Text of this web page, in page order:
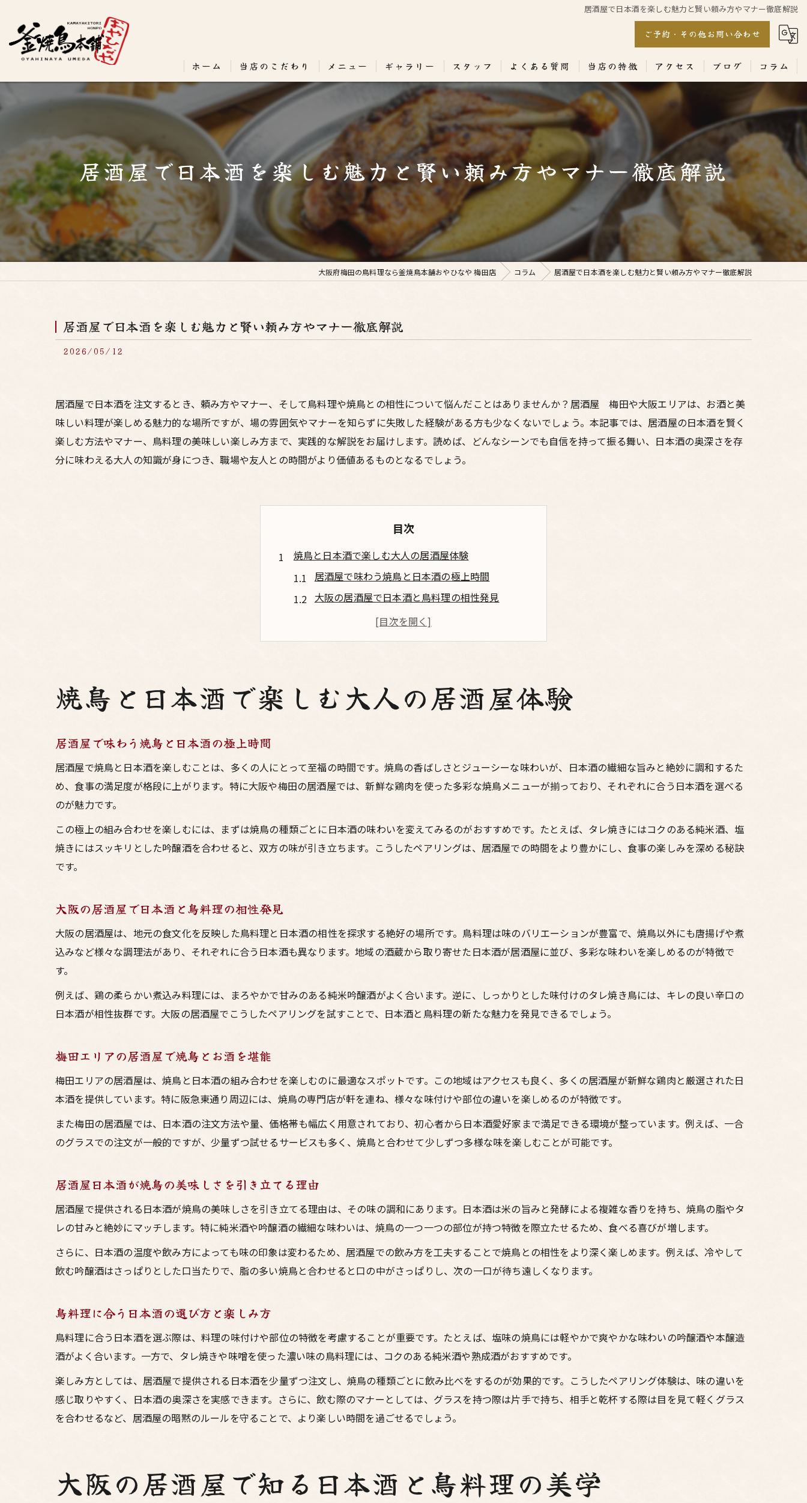
居酒屋で日本酒を楽しむ魅力と賢い頼み方やマナー徹底解説
ご予約・その他お問い合わせ
ホーム 当店のこだわり メニュー ギャラリー スタッフ よくある質問 当店の特徴
居酒屋
専門店
ランチ
テイクアウト
コース
アクセス ブログ コラム
居酒屋で日本酒を楽しむ魅力と賢い頼み方やマナー徹底解説
大阪府梅田の鳥料理なら釜焼鳥本舗おやひなや 梅田店 コラム 居酒屋で日本酒を楽しむ魅力と賢い頼み方やマナー徹底解説
居酒屋で日本酒を楽しむ魅力と賢い頼み方やマナー徹底解説
2026/05/12
居酒屋で日本酒を注文するとき、頼み方やマナー、そして鳥料理や焼鳥との相性について悩んだことはありませんか？居酒屋 梅田や大阪エリアは、お酒と美
味しい料理が楽しめる魅力的な場所ですが、場の雰囲気やマナーを知らずに失敗した経験がある方も少なくないでしょう。本記事では、居酒屋の日本酒を賢く
楽しむ方法やマナー、鳥料理の美味しい楽しみ方まで、実践的な解説をお届けします。読めば、どんなシーンでも自信を持って振る舞い、日本酒の奥深さを存
分に味わえる大人の知識が身につき、職場や友人との時間がより価値あるものとなるでしょう。
目次
焼鳥と日本酒で楽しむ大人の居酒屋体験
居酒屋で味わう焼鳥と日本酒の極上時間
大阪の居酒屋で日本酒と鳥料理の相性発見
梅田エリアの居酒屋で焼鳥とお酒を堪能
居酒屋日本酒が焼鳥の美味しさを引き立てる理由
大阪居酒屋で体験する日本酒と鳥料理の美学
鳥料理に最適な日本酒選びのポイントとは
居酒屋で日本酒の奥深さを味わう秘訣
梅田の居酒屋で楽しむ日本酒の魅力を徹底解説
居酒屋選びで外せない日本酒ラインナップの特徴
居酒屋における日本酒マナーと頼み方の極意
居酒屋で日本酒を注文する際の基本マナー
梅田の居酒屋で恥をかかない日本酒マナーとは
焼鳥とお酒を楽しむ時の気配りポイント
鳥料理に合う日本酒の選び方と味わい方
居酒屋で迷わない日本酒の選び方入門
焼鳥と日本酒の最適なペアリング方法
大阪居酒屋で日本酒を選ぶ際のポイント
お酒と焼鳥で過ごす至福の大阪時間
居酒屋でお酒と焼鳥を満喫する至福の瞬間
大阪の居酒屋で味わう焼鳥と日本酒の贅沢体験
梅田で体感するお酒と鳥料理の至高のひととき
居酒屋で焼鳥と日本酒を楽しむ大人の過ごし方
焼鳥と日本酒で楽しむ大人の居酒屋体験
居酒屋で味わう焼鳥と日本酒の極上時間
居酒屋で焼鳥と日本酒を楽しむことは、多くの人にとって至福の時間です。焼鳥の香ばしさとジューシーな味わいが、日本酒の繊細な旨みと絶妙に調和するた
め、食事の満足度が格段に上がります。特に大阪や梅田の居酒屋では、新鮮な鶏肉を使った多彩な焼鳥メニューが揃っており、それぞれに合う日本酒を選べる
のが魅力です。
この極上の組み合わせを楽しむには、まずは焼鳥の種類ごとに日本酒の味わいを変えてみるのがおすすめです。たとえば、タレ焼きにはコクのある純米酒、塩
焼きにはスッキリとした吟醸酒を合わせると、双方の味が引き立ちます。こうしたペアリングは、居酒屋での時間をより豊かにし、食事の楽しみを深める秘訣
です。
大阪の居酒屋で日本酒と鳥料理の相性発見
大阪の居酒屋は、地元の食文化を反映した鳥料理と日本酒の相性を探求する絶好の場所です。鳥料理は味のバリエーションが豊富で、焼鳥以外にも唐揚げや煮
込みなど様々な調理法があり、それぞれに合う日本酒も異なります。地域の酒蔵から取り寄せた日本酒が居酒屋に並び、多彩な味わいを楽しめるのが特徴で
す。
例えば、鶏の柔らかい煮込み料理には、まろやかで甘みのある純米吟醸酒がよく合います。逆に、しっかりとした味付けのタレ焼き鳥には、キレの良い辛口の
日本酒が相性抜群です。大阪の居酒屋でこうしたペアリングを試すことで、日本酒と鳥料理の新たな魅力を発見できるでしょう。
梅田エリアの居酒屋で焼鳥とお酒を堪能
梅田エリアの居酒屋は、焼鳥と日本酒の組み合わせを楽しむのに最適なスポットです。この地域はアクセスも良く、多くの居酒屋が新鮮な鶏肉と厳選された日
本酒を提供しています。特に阪急東通り周辺には、焼鳥の専門店が軒を連ね、様々な味付けや部位の違いを楽しめるのが特徴です。
また梅田の居酒屋では、日本酒の注文方法や量、価格帯も幅広く用意されており、初心者から日本酒愛好家まで満足できる環境が整っています。例えば、一合
のグラスでの注文が一般的ですが、少量ずつ試せるサービスも多く、焼鳥と合わせて少しずつ多様な味を楽しむことが可能です。
居酒屋日本酒が焼鳥の美味しさを引き立てる理由
居酒屋で提供される日本酒が焼鳥の美味しさを引き立てる理由は、その味の調和にあります。日本酒は米の旨みと発酵による複雑な香りを持ち、焼鳥の脂やタ
レの甘みと絶妙にマッチします。特に純米酒や吟醸酒の繊細な味わいは、焼鳥の一つ一つの部位が持つ特徴を際立たせるため、食べる喜びが増します。
さらに、日本酒の温度や飲み方によっても味の印象は変わるため、居酒屋での飲み方を工夫することで焼鳥との相性をより深く楽しめます。例えば、冷やして
飲む吟醸酒はさっぱりとした口当たりで、脂の多い焼鳥と合わせると口の中がさっぱりし、次の一口が待ち遠しくなります。
鳥料理に合う日本酒の選び方と楽しみ方
鳥料理に合う日本酒を選ぶ際は、料理の味付けや部位の特徴を考慮することが重要です。たとえば、塩味の焼鳥には軽やかで爽やかな味わいの吟醸酒や本醸造
酒がよく合います。一方で、タレ焼きや味噌を使った濃い味の鳥料理には、コクのある純米酒や熟成酒がおすすめです。
楽しみ方としては、居酒屋で提供される日本酒を少量ずつ注文し、焼鳥の種類ごとに飲み比べをするのが効果的です。こうしたペアリング体験は、味の違いを
感じ取りやすく、日本酒の奥深さを実感できます。さらに、飲む際のマナーとしては、グラスを持つ際は片手で持ち、相手と乾杯する際は目を見て軽くグラス
を合わせるなど、居酒屋の暗黙のルールを守ることで、より楽しい時間を過ごせるでしょう。
大阪の居酒屋で知る日本酒と鳥料理の美学